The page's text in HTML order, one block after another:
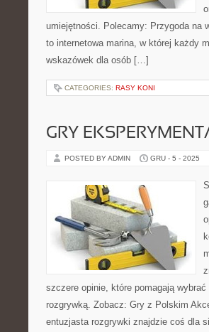
umiejętności. Polecamy: Przygoda na
to internetowa marina, w której każdy
wskazówek dla osób […]
CATEGORIES: RASY KONI
GRY
POSTED BY ADMIN GRU - 5 - 2025
szczere opinie, które pomagają
rozgrywką. Zobacz: Gry z Polskim
entuzjasta rozgrywki znajdzie coś dla